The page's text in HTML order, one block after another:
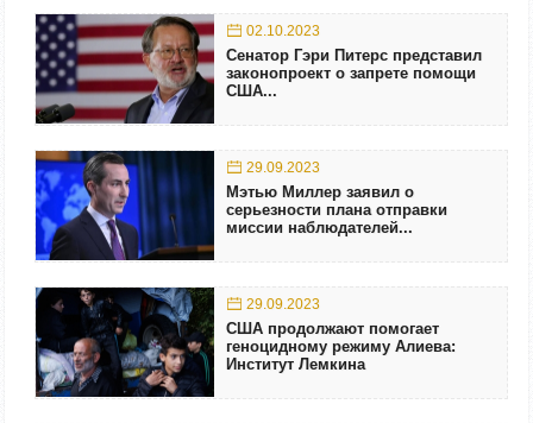
02.10.2023
Сенатор Гэри Питерс представил
законопроект о запрете помощи
США...
29.09.2023
Мэтью Миллер заявил о
серьезности плана отправки
миссии наблюдателей...
29.09.2023
США продолжают помогает
геноцидному режиму Алиева:
Институт Лемкина